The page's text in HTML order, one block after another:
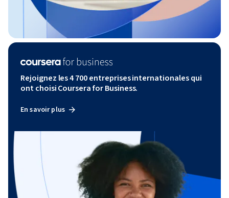
Rejoignez les 4 700 entreprises internationales qui
ont choisi Coursera for Business.
En savoir plus